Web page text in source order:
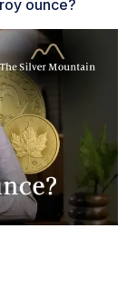
ounce?